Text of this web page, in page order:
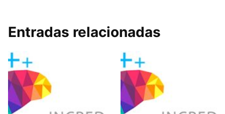
Entradas relacionadas